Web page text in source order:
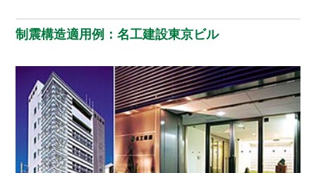
制震構造適用例：名工建設東京ビル